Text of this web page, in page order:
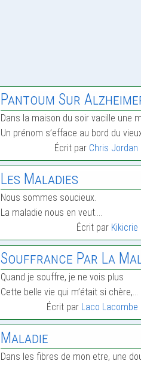
Pantoum Sur
Dans la maison du soir vacille une
Un prénom s’efface au bord du
Écrit par Chris Jordan
Les Maladies
Nous sommes soucieux.
La maladie nous en veut.…
Écrit par Kikicrie
Souffrance Par La
Quand je souffre, je ne vois plus
Cette belle vie qui m’était si chère,…
Écrit par Laco Lacombe
Maladie
Dans les fibres de mon etre, une